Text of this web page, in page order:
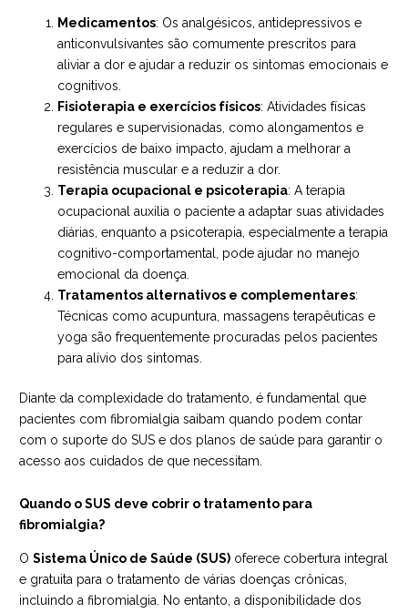
Medicamentos: Os analgésicos, antidepressivos e
anticonvulsivantes são comumente prescritos para
aliviar a dor e ajudar a reduzir os sintomas emocionais e
cognitivos.
Fisioterapia e exercícios físicos: Atividades físicas
regulares e supervisionadas, como alongamentos e
exercícios de baixo impacto, ajudam a melhorar a
resistência muscular e a reduzir a dor.
Terapia ocupacional e psicoterapia: A terapia
ocupacional auxilia o paciente a adaptar suas atividades
diárias, enquanto a psicoterapia, especialmente a terapia
cognitivo-comportamental, pode ajudar no manejo
emocional da doença.
Tratamentos alternativos e complementares:
Técnicas como acupuntura, massagens terapêuticas e
yoga são frequentemente procuradas pelos pacientes
para alívio dos sintomas.
Diante da complexidade do tratamento, é fundamental que
pacientes com fibromialgia saibam quando podem contar
com o suporte do SUS e dos planos de saúde para garantir o
acesso aos cuidados de que necessitam.
Quando o SUS deve cobrir o tratamento para
fibromialgia?
O Sistema Único de Saúde (SUS) oferece cobertura integral
e gratuita para o tratamento de várias doenças crônicas,
incluindo a fibromialgia. No entanto, a disponibilidade dos